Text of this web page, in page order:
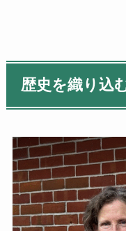
歴史を織り込